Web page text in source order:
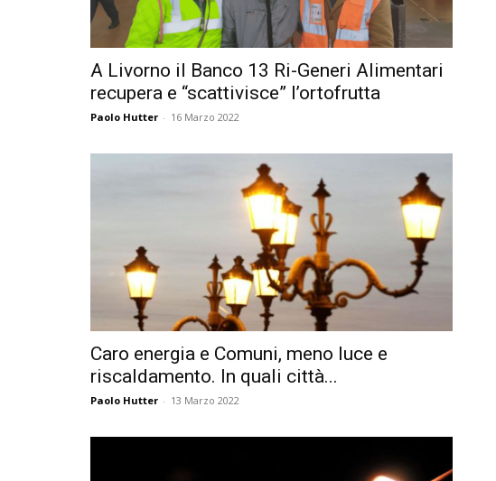
A Livorno il Banco 13 Ri-Generi Alimentari
recupera e “scattivisce” l’ortofrutta
Paolo Hutter - 16 Marzo 2022
Caro energia e Comuni, meno luce e
riscaldamento. In quali città...
Paolo Hutter - 13 Marzo 2022